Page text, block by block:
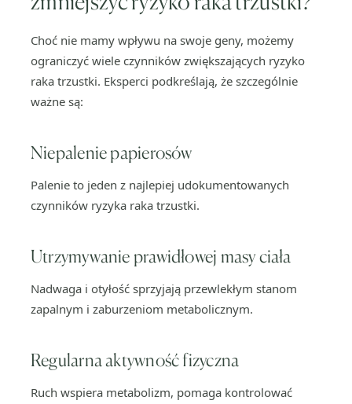
Choć nie mamy wpływu na swoje geny, możemy
ograniczyć wiele czynników zwiększających ryzyko
raka trzustki. Eksperci podkreślają, że szczególnie
ważne są:
Niepalenie papierosów
Palenie to jeden z najlepiej udokumentowanych
czynników ryzyka raka trzustki.
Utrzymywanie prawidłowej masy ciała
Nadwaga i otyłość sprzyjają przewlekłym stanom
zapalnym i zaburzeniom metabolicznym.
Regularna aktywność fizyczna
Ruch wspiera metabolizm, pomaga kontrolować